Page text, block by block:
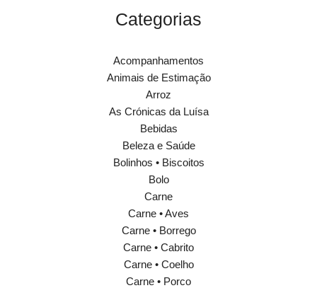
Categorias
Acompanhamentos
Animais de Estimação
Arroz
As Crónicas da Luísa
Bebidas
Beleza e Saúde
Bolinhos • Biscoitos
Bolo
Carne
Carne • Aves
Carne • Borrego
Carne • Cabrito
Carne • Coelho
Carne • Porco